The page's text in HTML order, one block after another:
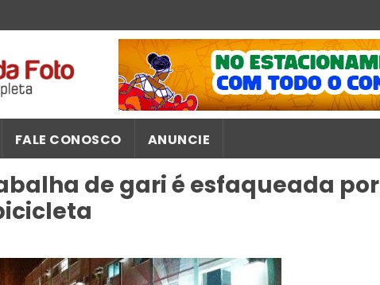
FALE CONOSCO ANUNCIE
de gari é esfaqueada por